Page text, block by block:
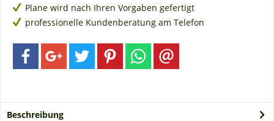
Plane wird nach Ihren Vorgaben gefertigt
professionelle Kundenberatung am Telefon
Beschreibung